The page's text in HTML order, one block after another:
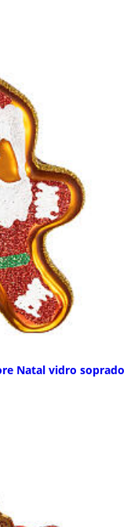
Natal vidro soprado